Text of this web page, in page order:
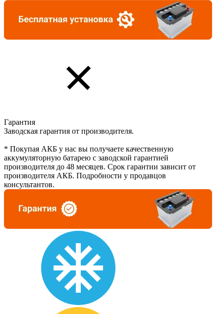
Гарантия
Заводская гарантия от производителя.
* Покупая АКБ у нас вы получаете качественную
аккумуляторную батарею с заводской гарантией
производителя до 48 месяцев. Срок гарантии зависит от
производителя АКБ. Подробности у продавцов
консультантов.